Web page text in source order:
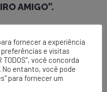
AMIGO”.
fornecer a experiência
e visitas
TODOS”, você concorda
No entanto, você pode
para fornecer um